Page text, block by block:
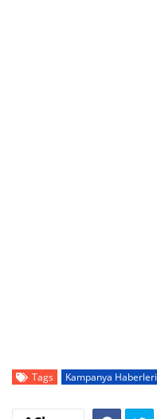
Tags Kampanya Haberleri